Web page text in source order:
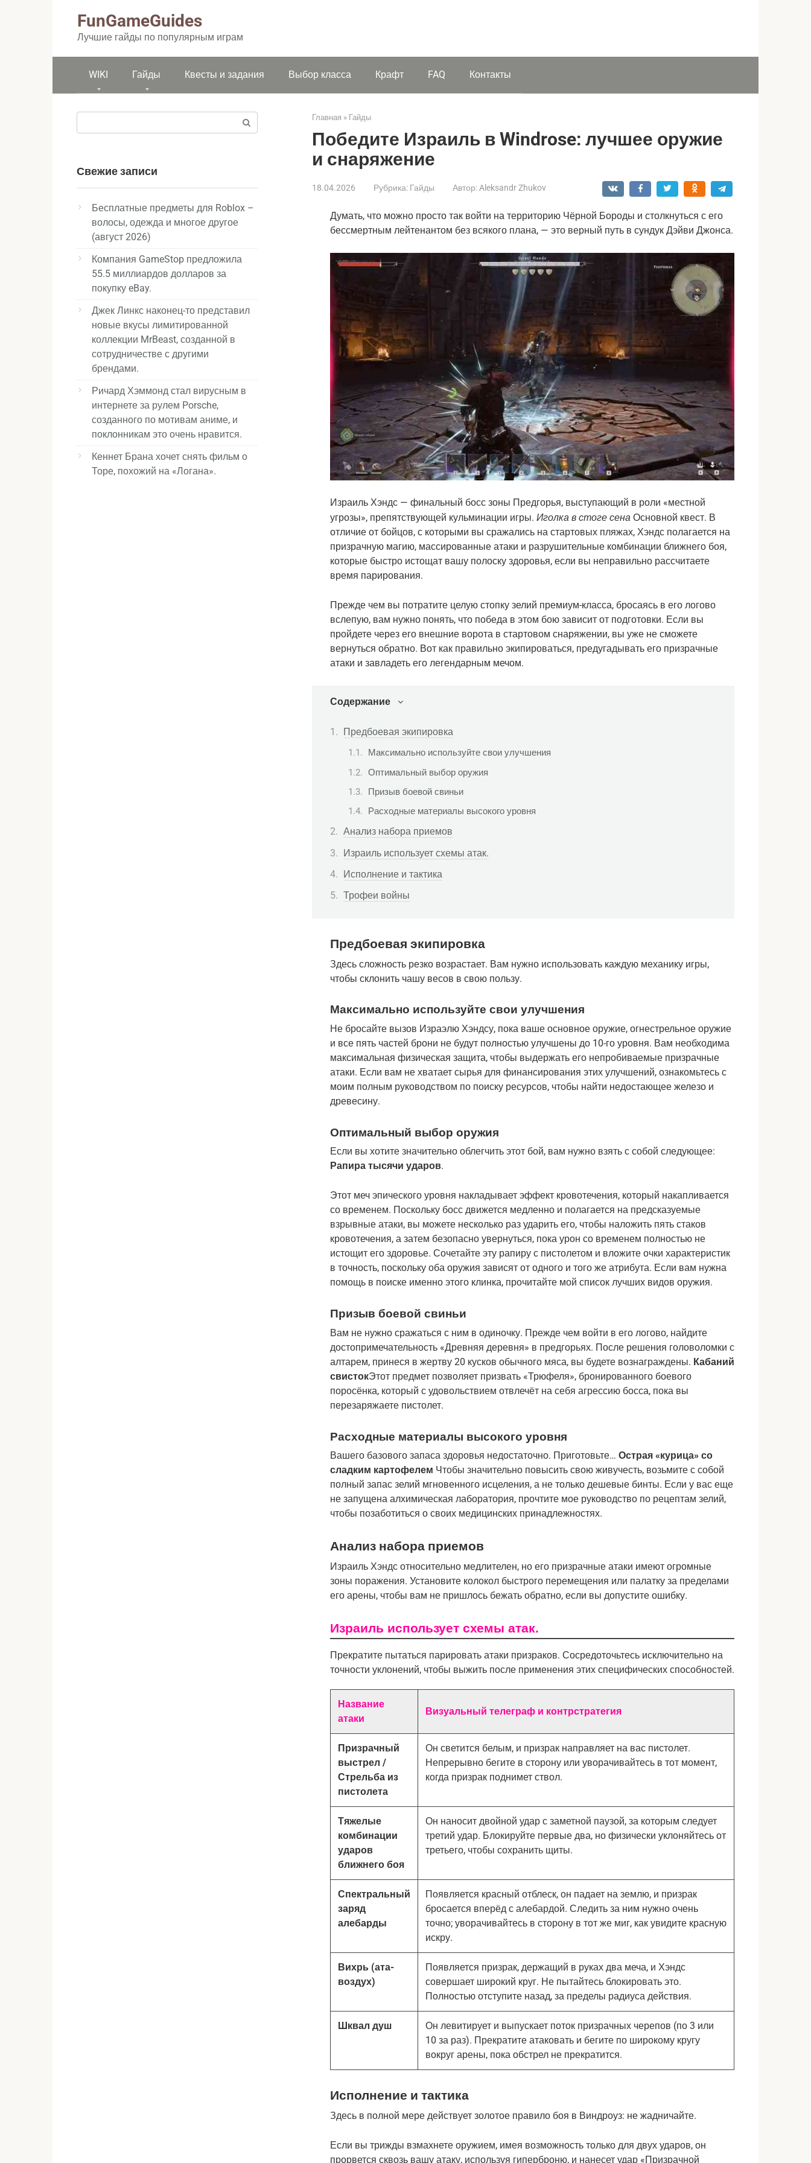
FunGameGuides
Лучшие гайды по популярным играм
WIKI Гайды Квесты и задания Выбор класса Крафт FAQ Контакты
Главная » Гайды
Победите Израиль в Windrose: лучшее оружие
и снаряжение
18.04.2026 Рубрика: Гайды Автор: Aleksandr Zhukov
Думать, что можно просто так войти на территорию Чёрной Бороды и столкнуться с его
бессмертным лейтенантом без всякого плана, — это верный путь в сундук Дэйви Джонса.
Израиль Хэндс — финальный босс зоны Предгорья, выступающий в роли «местной
угрозы», препятствующей кульминации игры. Иголка в стоге сена Основной квест. В
отличие от бойцов, с которыми вы сражались на стартовых пляжах, Хэндс полагается на
призрачную магию, массированные атаки и разрушительные комбинации ближнего боя,
которые быстро истощат вашу полоску здоровья, если вы неправильно рассчитаете
время парирования.
Прежде чем вы потратите целую стопку зелий премиум-класса, бросаясь в его логово
вслепую, вам нужно понять, что победа в этом бою зависит от подготовки. Если вы
пройдете через его внешние ворота в стартовом снаряжении, вы уже не сможете
вернуться обратно. Вот как правильно экипироваться, предугадывать его призрачные
атаки и завладеть его легендарным мечом.
Содержание
Предбоевая экипировка
Максимально используйте свои улучшения
Оптимальный выбор оружия
Призыв боевой свиньи
Расходные материалы высокого уровня
Анализ набора приемов
Израиль использует схемы атак.
Исполнение и тактика
Трофеи войны
Предбоевая экипировка
Здесь сложность резко возрастает. Вам нужно использовать каждую механику игры,
чтобы склонить чашу весов в свою пользу.
Максимально используйте свои улучшения
Не бросайте вызов Израэлю Хэндсу, пока ваше основное оружие, огнестрельное оружие
и все пять частей брони не будут полностью улучшены до 10-го уровня. Вам необходима
максимальная физическая защита, чтобы выдержать его непробиваемые призрачные
атаки. Если вам не хватает сырья для финансирования этих улучшений, ознакомьтесь с
моим полным руководством по поиску ресурсов, чтобы найти недостающее железо и
древесину.
Оптимальный выбор оружия
Рапира тысячи ударов.
Этот меч эпического уровня накладывает эффект кровотечения, который накапливается
со временем. Поскольку босс движется медленно и полагается на предсказуемые
взрывные атаки, вы можете несколько раз ударить его, чтобы наложить пять стаков
кровотечения, а затем безопасно увернуться, пока урон со временем полностью не
истощит его здоровье. Сочетайте эту рапиру с пистолетом и вложите очки характеристик
в точность, поскольку оба оружия зависят от одного и того же атрибута. Если вам нужна
помощь в поиске именно этого клинка, прочитайте мой список лучших видов оружия.
Призыв боевой свиньи
Вам не нужно сражаться с ним в одиночку. Прежде чем войти в его логово, найдите
достопримечательность «Древняя деревня» в предгорьях. После решения головоломки с
алтарем, принеся в жертву 20 кусков обычного мяса, вы будете вознаграждены. Кабаний
свистокЭтот предмет позволяет призвать «Трюфеля», бронированного боевого
поросёнка, который с удовольствием отвлечёт на себя агрессию босса, пока вы
перезаряжаете пистолет.
Расходные материалы высокого уровня
Вашего базового запаса здоровья недостаточно. Приготовьте… Острая «курица» со
сладким картофелем Чтобы значительно повысить свою живучесть, возьмите с собой
полный запас зелий мгновенного исцеления, а не только дешевые бинты. Если у вас еще
не запущена алхимическая лаборатория, прочтите мое руководство по рецептам зелий,
чтобы позаботиться о своих медицинских принадлежностях.
Анализ набора приемов
Израиль Хэндс относительно медлителен, но его призрачные атаки имеют огромные
зоны поражения. Установите колокол быстрого перемещения или палатку за пределами
его арены, чтобы вам не пришлось бежать обратно, если вы допустите ошибку.
Израиль использует схемы атак.
Прекратите пытаться парировать атаки призраков. Сосредоточьтесь исключительно на
точности уклонений, чтобы выжить после применения этих специфических способностей.
Название
атаки
Визуальный телеграф и контрстратегия
Призрачный
выстрел /
Стрельба из
пистолета
Он светится белым, и призрак направляет на вас пистолет.
Непрерывно бегите в сторону или уворачивайтесь в тот момент,
когда призрак поднимет ствол.
Тяжелые
комбинации
ударов
ближнего боя
Он наносит двойной удар с заметной паузой, за которым следует
третий удар. Блокируйте первые два, но физически уклоняйтесь от
третьего, чтобы сохранить щиты.
Спектральный
заряд
алебарды
Появляется красный отблеск, он падает на землю, и призрак
бросается вперёд с алебардой. Следить за ним нужно очень
точно; уворачивайтесь в сторону в тот же миг, как увидите красную
искру.
Вихрь (ата-
воздух)
Появляется призрак, держащий в руках два меча, и Хэндс
совершает широкий круг. Не пытайтесь блокировать это.
Полностью отступите назад, за пределы радиуса действия.
Шквал душ
Он левитирует и выпускает поток призрачных черепов (по 3 или
10 за раз). Прекратите атаковать и бегите по широкому кругу
вокруг арены, пока обстрел не прекратится.
Исполнение и тактика
Здесь в полной мере действует золотое правило боя в Виндроуз: не жадничайте.
Если вы трижды взмахнете оружием, имея возможность только для двух ударов, он
прорвется сквозь вашу атаку, используя гиперброню, и нанесет удар «Призрачной
Свежие записи
Бесплатные предметы для Roblox –
волосы, одежда и многое другое
(август 2026)
Компания GameStop предложила
55.5 миллиардов долларов за
покупку eBay.
Джек Линкс наконец-то представил
новые вкусы лимитированной
коллекции MrBeast, созданной в
сотрудничестве с другими
брендами.
Ричард Хэммонд стал вирусным в
интернете за рулем Porsche,
созданного по мотивам аниме, и
поклонникам это очень нравится.
Кеннет Брана хочет снять фильм о
Торе, похожий на «Логана».